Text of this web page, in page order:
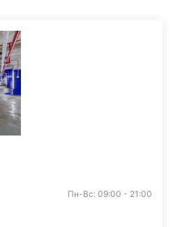
Пн-Вс: 09:00 - 21:00